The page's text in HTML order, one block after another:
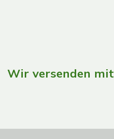
Wir versenden mit